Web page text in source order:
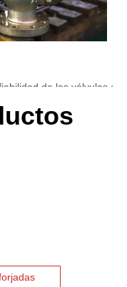
de las válvulas